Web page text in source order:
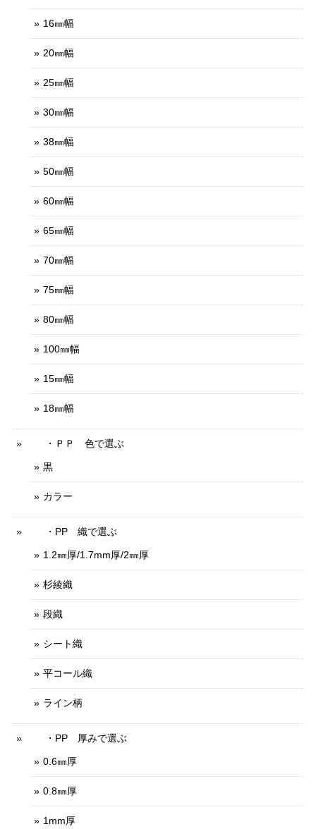
16㎜幅
20㎜幅
25㎜幅
30㎜幅
38㎜幅
50㎜幅
60㎜幅
65㎜幅
70㎜幅
75㎜幅
80㎜幅
100㎜幅
15㎜幅
18㎜幅
・ＰＰ 色で選ぶ
黒
カラー
・PP 織で選ぶ
1.2㎜厚/1.7mm厚/2㎜厚
杉綾織
段織
シート織
平コール織
ライン柄
・PP 厚みで選ぶ
0.6㎜厚
0.8㎜厚
1mm厚